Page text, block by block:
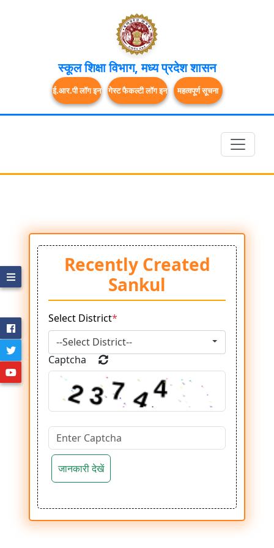
स्कूल शिक्षा विभाग, मध्य प्रदेश शासन
ई.आर.पी लॉग इन गेस्ट फैकल्टी लॉग इन महत्वपूर्ण सूचना
Employee
Directory
Student
Directory
Recently Created
Sankul
Select District*
--Select District--
Captcha
जानकारी देखें